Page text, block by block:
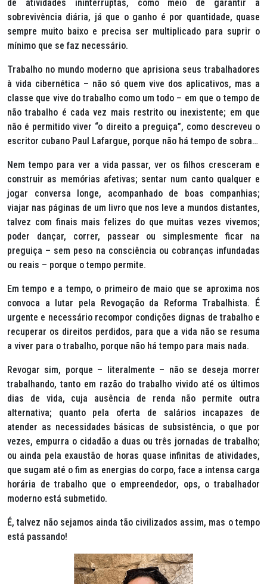
de atividades ininterruptas, como meio de garantir a
sobrevivência diária, já que o ganho é por quantidade, quase
sempre muito baixo e precisa ser multiplicado para suprir o
mínimo que se faz necessário.
Trabalho no mundo moderno que aprisiona seus trabalhadores
à vida cibernética – não só quem vive dos aplicativos, mas a
classe que vive do trabalho como um todo – em que o tempo de
não trabalho é cada vez mais restrito ou inexistente; em que
não é permitido viver “o direito a preguiça”, como descreveu o
escritor cubano Paul Lafargue, porque não há tempo de sobra…
Nem tempo para ver a vida passar, ver os filhos cresceram e
construir as memórias afetivas; sentar num canto qualquer e
jogar conversa longe, acompanhado de boas companhias;
viajar nas páginas de um livro que nos leve a mundos distantes,
talvez com finais mais felizes do que muitas vezes vivemos;
poder dançar, correr, passear ou simplesmente ficar na
preguiça – sem peso na consciência ou cobranças infundadas
ou reais – porque o tempo permite.
Em tempo e a tempo, o primeiro de maio que se aproxima nos
convoca a lutar pela Revogação da Reforma Trabalhista. É
urgente e necessário recompor condições dignas de trabalho e
recuperar os direitos perdidos, para que a vida não se resuma
a viver para o trabalho, porque não há tempo para mais nada.
Revogar sim, porque – literalmente – não se deseja morrer
trabalhando, tanto em razão do trabalho vivido até os últimos
dias de vida, cuja ausência de renda não permite outra
alternativa; quanto pela oferta de salários incapazes de
atender as necessidades básicas de subsistência, o que por
vezes, empurra o cidadão a duas ou três jornadas de trabalho;
ou ainda pela exaustão de horas quase infinitas de atividades,
que sugam até o fim as energias do corpo, face a intensa carga
horária de trabalho que o empreendedor, ops, o trabalhador
moderno está submetido.
É, talvez não sejamos ainda tão civilizados assim, mas o tempo
está passando!